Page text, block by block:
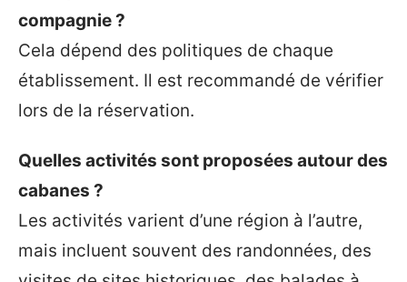
compagnie ?
Cela dépend des politiques de chaque
établissement. Il est recommandé de vérifier
lors de la réservation.
Quelles activités sont proposées autour des
cabanes ?
Les activités varient d’une région à l’autre,
mais incluent souvent des randonnées, des